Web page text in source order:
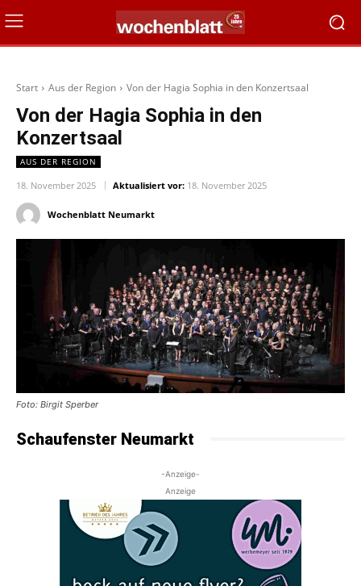
Start Aus der Region Von der Hagia Sophia in den Konzertsaal
Von der Hagia Sophia in den
Konzertsaal
AUS DER REGION
18. November 2025 Aktualisiert vor: 18. November 2025
Wochenblatt Neumarkt
Foto: Birgit Sperber
Schaufenster Neumarkt
-Anzeige-
Anzeige